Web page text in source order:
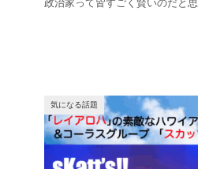
政治家って皆すごく賢いのだと思
気になる話題